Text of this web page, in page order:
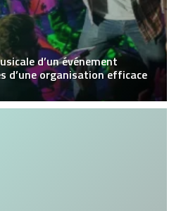
d’un événement
d’une organisation efficace